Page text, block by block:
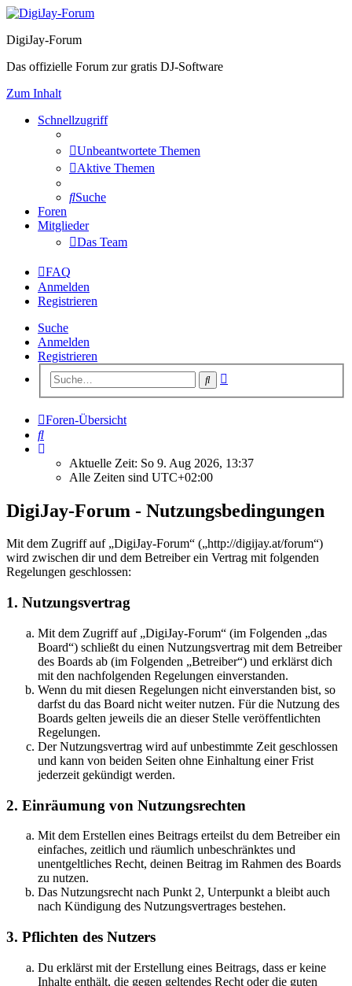
DigiJay-Forum
Das offizielle Forum zur gratis DJ-Software
Zum Inhalt
Schnellzugriff
Unbeantwortete Themen
Aktive Themen
Suche
Foren
Mitglieder
Das Team
FAQ
Anmelden
Registrieren
Suche
Anmelden
Registrieren
Suche
Foren-Übersicht
Suche
Aktuelle Zeit: So 9. Aug 2026, 13:37
Alle Zeiten sind UTC+02:00
DigiJay-Forum - Nutzungsbedingungen
Mit dem Zugriff auf „DigiJay-Forum“ („http://digijay.at/forum“)
wird zwischen dir und dem Betreiber ein Vertrag mit folgenden
Regelungen geschlossen:
1. Nutzungsvertrag
Mit dem Zugriff auf „DigiJay-Forum“ (im Folgenden „das
Board“) schließt du einen Nutzungsvertrag mit dem Betreiber
des Boards ab (im Folgenden „Betreiber“) und erklärst dich
mit den nachfolgenden Regelungen einverstanden.
Wenn du mit diesen Regelungen nicht einverstanden bist, so
darfst du das Board nicht weiter nutzen. Für die Nutzung des
Boards gelten jeweils die an dieser Stelle veröffentlichten
Regelungen.
Der Nutzungsvertrag wird auf unbestimmte Zeit geschlossen
und kann von beiden Seiten ohne Einhaltung einer Frist
jederzeit gekündigt werden.
2. Einräumung von Nutzungsrechten
Mit dem Erstellen eines Beitrags erteilst du dem Betreiber ein
einfaches, zeitlich und räumlich unbeschränktes und
unentgeltliches Recht, deinen Beitrag im Rahmen des Boards
zu nutzen.
Das Nutzungsrecht nach Punkt 2, Unterpunkt a bleibt auch
nach Kündigung des Nutzungsvertrages bestehen.
3. Pflichten des Nutzers
Du erklärst mit der Erstellung eines Beitrags, dass er keine
Inhalte enthält, die gegen geltendes Recht oder die guten